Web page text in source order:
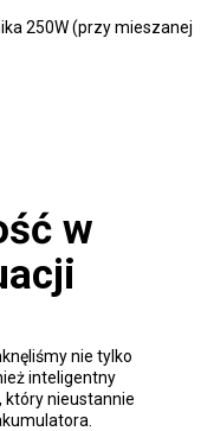
250W (przy mieszanej
w
nie tylko
inteligentny
nieustannie